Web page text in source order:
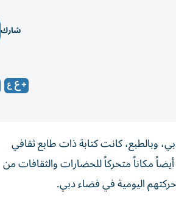
شارك
وبالطبع، كانت كتابة ذات طابع ثقافي
مكاناً متحركاً للحضارات والثقافات من
اليومية في فضاء دبي.